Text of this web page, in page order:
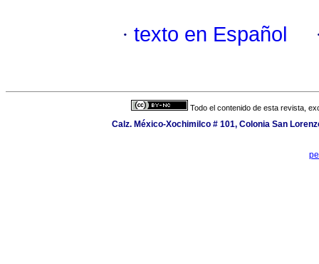
· texto en Español
Todo el contenido de esta revista,
Calz. México-Xochimilco # 101, Colonia San